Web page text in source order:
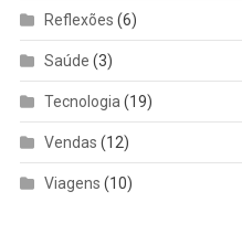
Reflexões (6)
Saúde (3)
Tecnologia (19)
Vendas (12)
Viagens (10)